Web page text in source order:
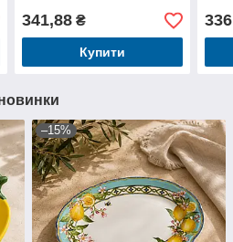
341,88₴
Купити
–15%